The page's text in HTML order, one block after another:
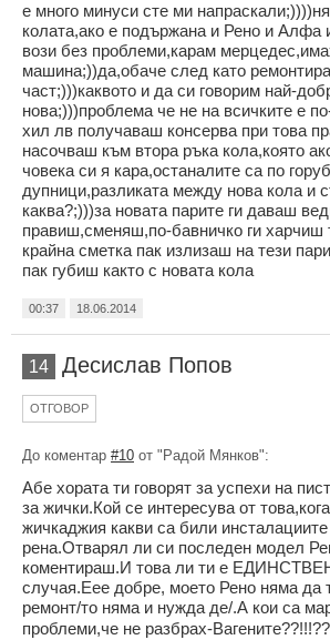
е много минуси сте ми
колата,ако е подържана и Рено и Алфа
вози без проблеми,карам
машина;))да,обаче след като
част;)))каквото и да си говорим най-
нова;)))проблема че не на всичките е
хил лв получаваш консерва при това
насочваш към втора ръка кола,която
човека си я кара,останалите са по
дупници,разликата между нова кола и
каква?;)))за новата парите ги даваш
правиш,сменяш,по-бавничко ги харчиш
крайна сметка пак излизаш на тези
пак губиш както с новата кола
00:37 18.06.2014
14 Десислав Попов
ОТГОВОР
До коментар #10 от "Радой Мянков":
Абе хората ти говорят за успехи на
за жички.Кой се интересува от
жичкаджия какви са били инсталациите
рена.Отварял ли си последен модел
коментираш.И това ли ти е
случая.Еее добре, моето Рено няма да
ремонт/то няма и нужда де/.А кои са
проблеми,че не разбрах-